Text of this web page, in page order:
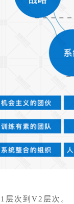
层次到V2层次。